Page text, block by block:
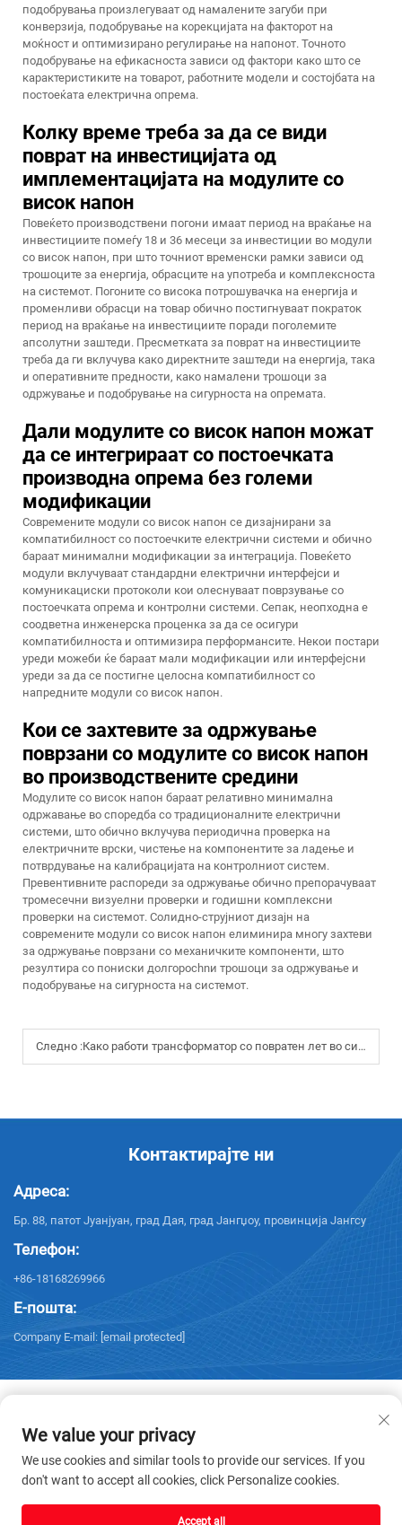
подобрувања произлегуваат од намалените загуби при
конверзија, подобрување на корекцијата на факторот на
моќност и оптимизирано регулирање на напонот. Точното
подобрување на ефикасноста зависи од фактори како што се
карактеристиките на товарот, работните модели и состојбата на
постоеќата електрична опрема.
Колку време треба за да се види
поврат на инвестицијата од
имплементацијата на модулите со
висок напон
Повеќето производствени погони имаат период на враќање на
инвестициите помеѓу 18 и 36 месеци за инвестиции во модули
со висок напон, при што точниот временски рамки зависи од
трошоците за енергија, обрасците на употреба и комплексноста
на системот. Погоните со висока потрошувачка на енергија и
променливи обрасци на товар обично постигнуваат пократок
период на враќање на инвестициите поради поголемите
апсолутни заштеди. Пресметката за поврат на инвестициите
треба да ги вклучува како директните заштеди на енергија, така
и оперативните предности, како намалени трошоци за
одржување и подобрување на сигурноста на опремата.
Дали модулите со висок напон можат
да се интегрираат со постоечката
производна опрема без големи
модификации
Современите модули со висок напон се дизајнирани за
компатибилност со постоечките електрични системи и обично
бараат минимални модификации за интеграција. Повеќето
модули вклучуваат стандардни електрични интерфејси и
комуникациски протоколи кои олеснуваат поврзување со
постоечката опрема и контролни системи. Сепак, неопходна е
соодветна инженерска проценка за да се осигури
компатибилноста и оптимизира перформансите. Некои постари
уреди можеби ќе бараат мали модификации или интерфејсни
уреди за да се постигне целосна компатибилност со
напредните модули со висок напон.
Кои се захтевите за одржување
поврзани со модулите со висок напон
во производствените средини
Модулите со висок напон бараат релативно минимална
одржавање во споредба со традиционалните електрични
системи, што обично вклучува периодична проверка на
електричните врски, чистење на компонентите за ладење и
потврдување на калибрацијата на контролниот систем.
Превентивните распореди за одржување обично препорачуваат
тромесечни визуелни проверки и годишни комплексни
проверки на системот. Солидно-струјниот дизајн на
современите модули со висок напон елиминира многу захтеви
за одржување поврзани со механичките компоненти, што
резултира со пониски долгороchnи трошоци за одржување и
подобрување на сигурноста на системот.
Следно :Како работи трансформатор со повратен лет во системи со висок напон
Контактирајте ни
Адреса:
Бр. 88, патот Јуанјуан, град Дая, град Јангџоу, провинција Јангсу
Телефон:
+86-18168269966
Е-пошта:
Company E-mail: [email protected]
Авторски права © 2025 Yangzhou Sanxing Technology CO.,LTD. Сите
права задржани. -Правила за приватност
We value your privacy
We use cookies and similar tools to provide our services. If you
don't want to accept all cookies, click Personalize cookies.
Accept all